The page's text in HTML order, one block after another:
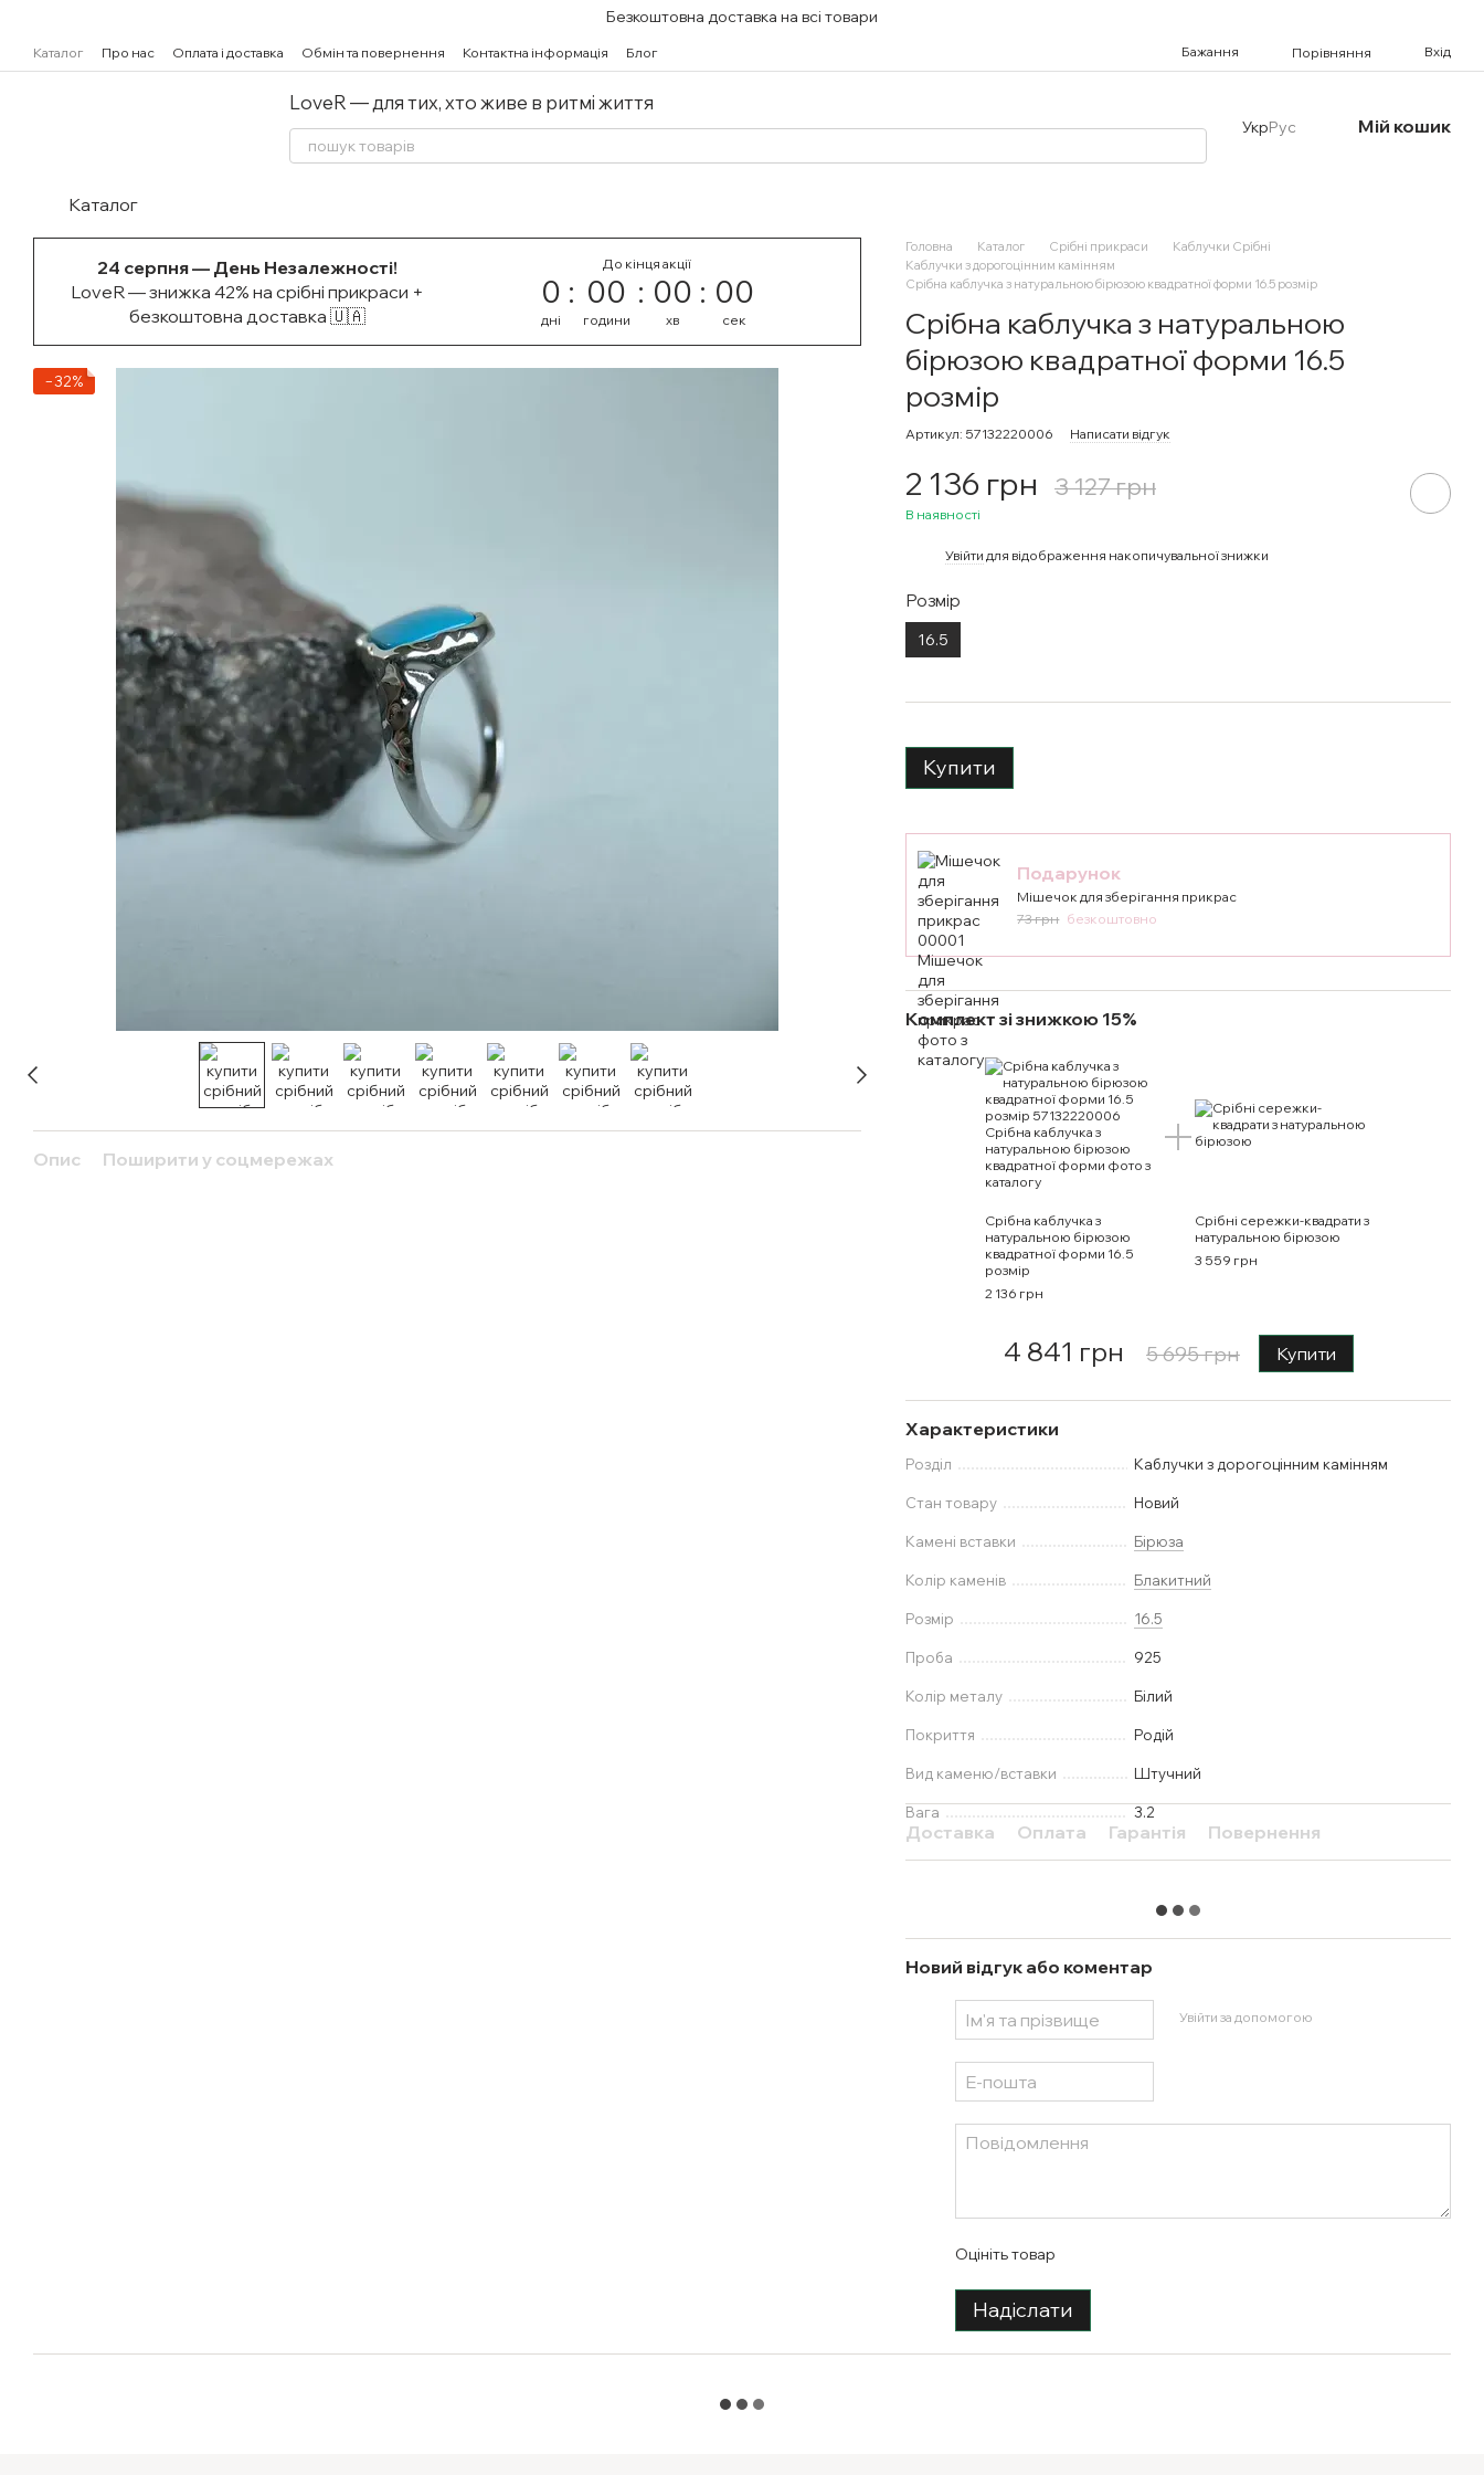
Безкоштовна доставка на всі товари
Каталог Про нас Оплата і доставка Обмін та повернення Контактна інформація Блог Бажання Порівняння Вхід
LoveR — для тих, хто живе в ритмі життя
УкрРус Мій кошик
Каталог
24 серпня — День Незалежності!
LoveR — знижка 42% на срібні прикраси +
безкоштовна доставка 🇺🇦
До кінця акції
0
дні
00
години
00
хв
00
сек
−32%
Опис Поширити у соцмережах
Головна Каталог Срібні прикраси
Каблучки Срібні
Каблучки з дорогоцінним камінням
Срібна каблучка з натуральною бірюзою квадратної форми 16.5 розмір
Срібна каблучка з натуральною
бірюзою квадратної форми 16.5
розмір
Артикул: 57132220006 Написати відгук
2 136 грн 3 127 грн
В наявності
Увійти для відображення накопичувальної знижки
Розмір
16.5
Купити
Подарунок
Мішечок для зберігання прикрас
73 грн безкоштовно
Комплект зі знижкою 15%
Срібна каблучка з
натуральною бірюзою
квадратної форми 16.5
розмір
2 136 грн
Срібні сережки-квадрати з
натуральною бірюзою
3 559 грн
4 841 грн 5 695 грн Купити
Характеристики
Розділ Каблучки з дорогоцінним камінням
Стан товару Новий
Камені вставки Бірюза
Колір каменів Блакитний
Розмір 16.5
Проба 925
Колір металу Білий
Покриття Родій
Вид каменю/вставки Штучний
Вага 3.2
Доставка Оплата Гарантія Повернення
Новий відгук або коментар
Увійти за допомогою
Оцініть товар
Надіслати